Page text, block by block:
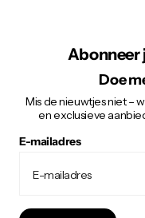
Abonneer
Doe
Mis de nieuwtjes niet –
en exclusieve
E-mailadres